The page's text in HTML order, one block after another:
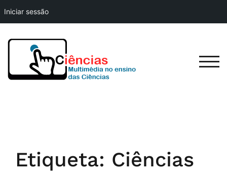
Iniciar sessão
to
content
Etiqueta: Ciências